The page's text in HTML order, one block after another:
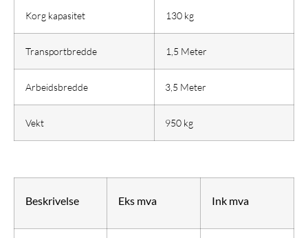
Korg kapasitet 130 kg
Transportbredde 1,5 Meter
Arbeidsbredde 3,5 Meter
Vekt 950 kg
Beskrivelse Eks mva Ink mva